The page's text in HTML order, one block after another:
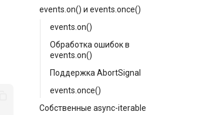
events.on() и events.once()
events.on()
Обработка ошибок в
events.on()
Поддержка AbortSignal
events.once()
Собственные async-iterable